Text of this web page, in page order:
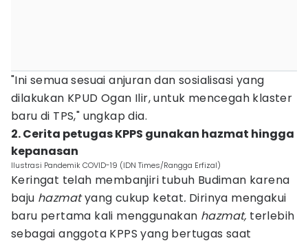
"Ini semua sesuai anjuran dan sosialisasi yang
dilakukan KPUD Ogan Ilir, untuk mencegah klaster
baru di TPS," ungkap dia.
2. Cerita petugas KPPS gunakan hazmat hingga
kepanasan
Ilustrasi Pandemik COVID-19 (IDN Times/Rangga Erfizal)
Keringat telah membanjiri tubuh Budiman karena
baju hazmatyang cukup ketat. Dirinya mengakui
baru pertama kali menggunakan hazmat, terlebih
sebagai anggota KPPS yang bertugas saat